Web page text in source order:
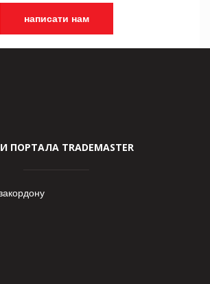
написати нам
ПОРТАЛА TRADEMASTER